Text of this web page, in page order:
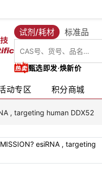
试剂/耗材 标准品
甄选即发·焕新价
动专区 积分商城
, targeting human DDX52